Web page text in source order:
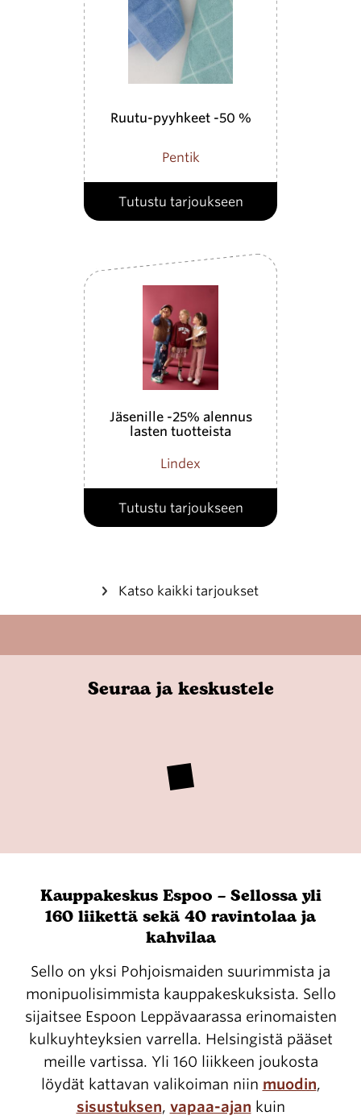
Ruutu-pyyhkeet -50 %
Pentik
Tutustu tarjoukseen
Jäsenille -25% alennus
lasten tuotteista
Lindex
Tutustu tarjoukseen
Katso kaikki tarjoukset
Seuraa ja keskustele
Kauppakeskus Espoo – Sellossa yli
160 liikettä sekä 40 ravintolaa ja
kahvilaa
Sello on yksi Pohjoismaiden suurimmista ja
monipuolisimmista kauppakeskuksista. Sello
sijaitsee Espoon Leppävaarassa erinomaisten
kulkuyhteyksien varrella. Helsingistä pääset
meille vartissa. Yli 160 liikkeen joukosta
löydät kattavan valikoiman niin muodin,
sisustuksen, vapaa-ajan kuin